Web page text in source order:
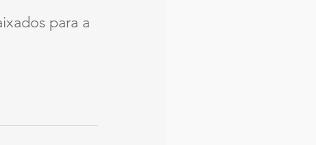
para a